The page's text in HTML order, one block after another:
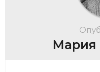
Мария